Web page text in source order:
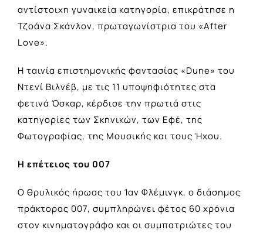
αντίστοιχη γυναικεία κατηγορία, επικράτησε η
Τζοάνα Σκάνλον, πρωταγωνίστρια του «After
Love».
Η ταινία επιστημονικής φαντασίας «Dune» του
Ντενί Βιλνέβ, με τις 11 υποψηφιότητες στα
φετινά Όσκαρ, κέρδισε την πρωτιά στις
κατηγορίες των Σκηνικών, των Εφέ, της
Φωτογραφίας, της Μουσικής και τους Ήχου.
Η επέτειος του 007
Ο θρυλικός ήρωας του Ίαν Φλέμινγκ, ο διάσημος
πράκτορας 007, συμπληρώνει φέτος 60 χρόνια
στον κινηματογράφο και οι συμπατριώτες του